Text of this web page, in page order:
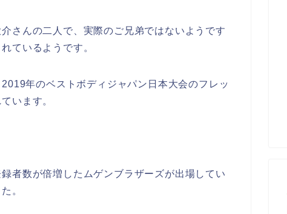
さんの二人で、実際のご兄弟ではないようです
ているようです。
年のベストボディジャパン日本大会のフレッ
います。
者数が倍増したムゲンブラザーズが出場してい
。